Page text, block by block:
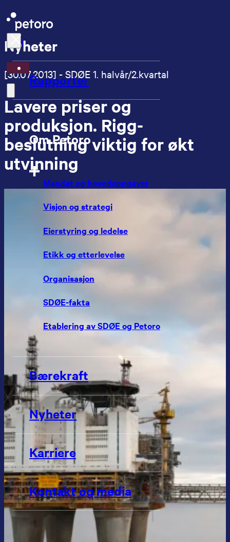
EN
Rapporter
Om Petoro
Mandat og hovedoppgaver
Visjon og strategi
Eierstyring og ledelse
Etikk og etterlevelse
Organisasjon
SDØE-fakta
Etablering av SDØE og Petoro
Bærekraft
Nyheter
Karriere
Kontakt og media
Nyheter
[30.07.2013] - SDØE 1. halvår/2.kvartal
Lavere priser og
produksjon. Rigg-
beslutning viktig for økt
utvinning